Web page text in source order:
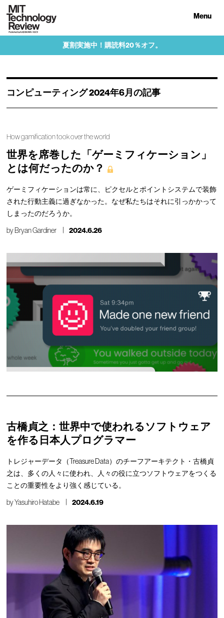
Menu
夏割実施中！購読料20％オフ。
コンピューティング 2024年6月の記事
How gamification took over the world
世界を席巻した「ゲーミフィケーション」
とは何だったのか？
ゲーミフィケーションは常に、ピクセルとポイントシステムで装飾
された行動主義に過ぎなかった。なぜ私たちはそれに引っかかって
しまったのだろうか。
byBryan Gardiner 2024.6.26
古橋貞之：世界中で使われるソフトウェア
を作る日本人プログラマー
トレジャーデータ（Treasure Data）のチーフアーキテクト・古橋貞
之は、多くの人々に使われ、人々の役に立つソフトウェアをつくる
ことの重要性をより強く感じている。
byYasuhiro Hatabe 2024.6.19